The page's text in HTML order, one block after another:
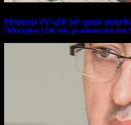
Përplasja VV-LDK për gazin
“Mbrojeni LDK-në, jo aleancën me